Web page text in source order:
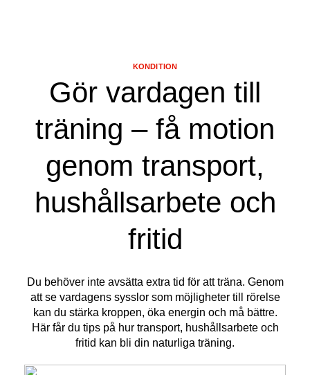
Gör vardagen till
träning – få motion
genom transport,
hushållsarbete och
fritid
KONDITION
Du behöver inte avsätta extra tid för att träna. Genom
att se vardagens sysslor som möjligheter till rörelse
kan du stärka kroppen, öka energin och må bättre.
Här får du tips på hur transport, hushållsarbete och
fritid kan bli din naturliga träning.